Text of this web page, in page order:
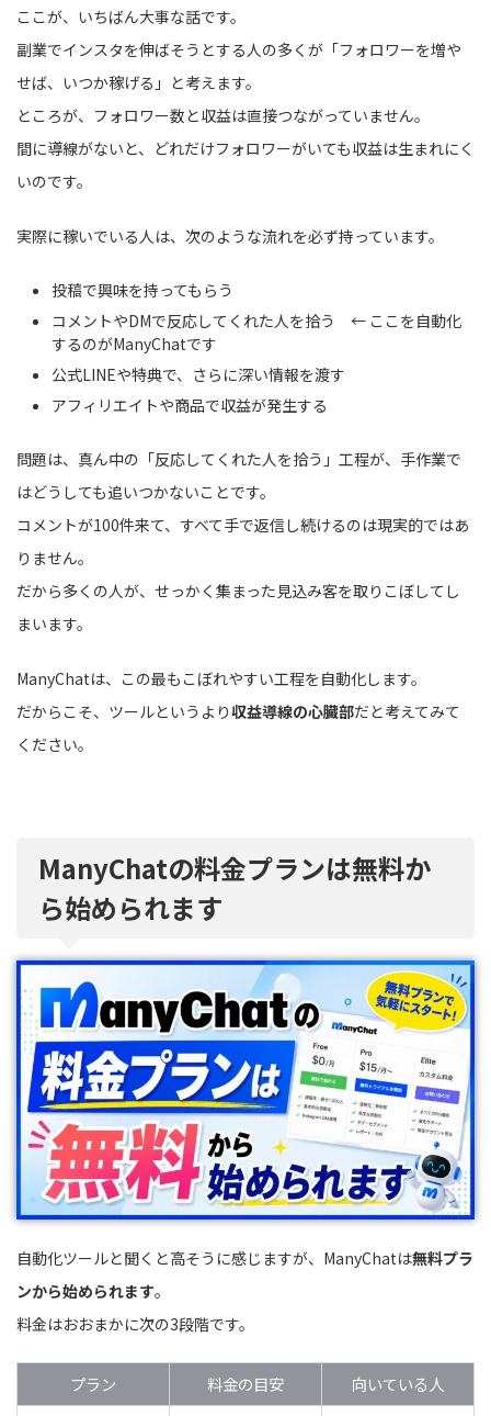
ここが、いちばん大事な話です。
副業でインスタを伸ばそうとする人の多くが「フォロワーを増や
せば、いつか稼げる」と考えます。
ところが、フォロワー数と収益は直接つながっていません。
間に導線がないと、どれだけフォロワーがいても収益は生まれにく
いのです。
実際に稼いでいる人は、次のような流れを必ず持っています。
投稿で興味を持ってもらう
コメントやDMで反応してくれた人を拾う ← ここを自動化
するのがManyChatです
公式LINEや特典で、さらに深い情報を渡す
アフィリエイトや商品で収益が発生する
問題は、真ん中の「反応してくれた人を拾う」工程が、手作業で
はどうしても追いつかないことです。
コメントが100件来て、すべて手で返信し続けるのは現実的ではあ
りません。
だから多くの人が、せっかく集まった見込み客を取りこぼしてし
まいます。
ManyChatは、この最もこぼれやすい工程を自動化します。
だからこそ、ツールというより収益導線の心臓部だと考えてみて
ください。
ManyChatの料金プランは無料か
ら始められます
自動化ツールと聞くと高そうに感じますが、ManyChatは無料プラ
ンから始められます。
料金はおおまかに次の3段階です。
プラン 料金の目安
向いている人